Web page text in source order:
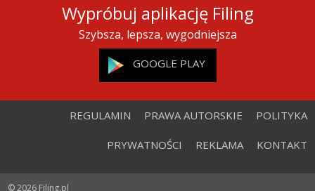
Wypróbuj aplikację Filing
Szybsza, lepsza, wygodniejsza
GOOGLE PLAY
REGULAMIN PRAWA AUTORSKIE POLITYKA
PRYWATNOŚCI REKLAMA KONTAKT
© 2026 Filing.pl